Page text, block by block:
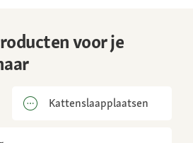
die zijn toegestaan voor
voor je
Kattenslaapplaatsen